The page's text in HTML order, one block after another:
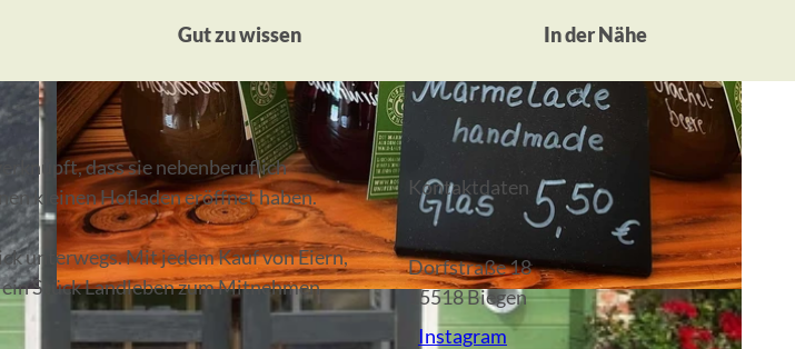
Gut zu wissen In der Nähe
dass sie nebenberuflich
kleinen Hofladen eröffnet haben.
unterwegs. Mit jedem Kauf von Eiern,
Stück Landleben zum Mitnehmen
Kontaktdaten
Dorfstraße 18
15518Biegen
Instagram